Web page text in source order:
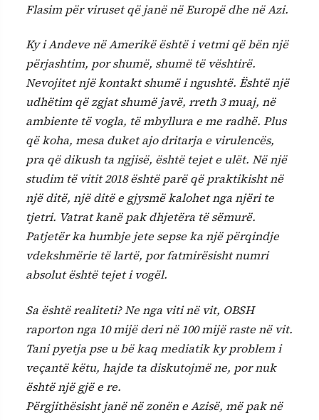
Flasim për viruset që janë në Europë dhe në Azi.
Ky i Andeve në Amerikë është i vetmi që bën një
përjashtim, por shumë, shumë të vështirë.
Nevojitet një kontakt shumë i ngushtë. Është një
udhëtim që zgjat shumë javë, rreth 3 muaj, në
ambiente të vogla, të mbyllura e me radhë. Plus
që koha, mesa duket ajo dritarja e virulencës,
pra që dikush ta ngjisë, është tejet e ulët. Në një
studim të vitit 2018 është parë që praktikisht në
një ditë, një ditë e gjysmë kalohet nga njëri te
tjetri. Vatrat kanë pak dhjetëra të sëmurë.
Patjetër ka humbje jete sepse ka një përqindje
vdekshmërie të lartë, por fatmirësisht numri
absolut është tejet i vogël.
Sa është realiteti? Ne nga viti në vit, OBSH
raporton nga 10 mijë deri në 100 mijë raste në vit.
Tani pyetja pse u bë kaq mediatik ky problem i
veçantë këtu, hajde ta diskutojmë ne, por nuk
është një gjë e re.
Përgjithësisht janë në zonën e Azisë, më pak në